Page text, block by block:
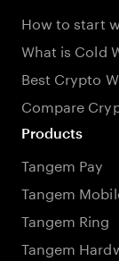
How to start
What is Cold
Best Crypto
Compare
Products
Tangem Pay
Tangem
Tangem Ring
Tangem